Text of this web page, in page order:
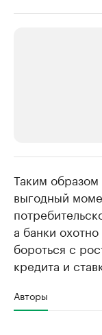
РБК Компании
Делитесь
Управляйте
бренды спикеров
Таким образом
выгодный
а банки
бороться с
кредита и
Авторы